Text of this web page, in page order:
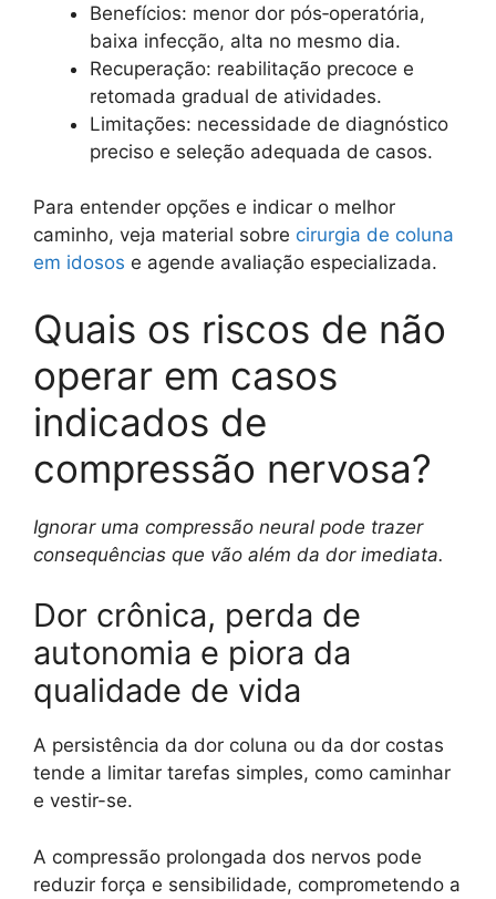
Benefícios: menor dor pós‑operatória,
baixa infecção, alta no mesmo dia.
Recuperação: reabilitação precoce e
retomada gradual de atividades.
Limitações: necessidade de diagnóstico
preciso e seleção adequada de casos.
Para entender opções e indicar o melhor
caminho, veja material sobre cirurgia de coluna
em idosos e agende avaliação especializada.
Quais os riscos de não
operar em casos
indicados de
compressão nervosa?
Ignorar uma compressão neural pode trazer
consequências que vão além da dor imediata.
Dor crônica, perda de
autonomia e piora da
qualidade de vida
A persistência da dor coluna ou da dor costas
tende a limitar tarefas simples, como caminhar
e vestir-se.
A compressão prolongada dos nervos pode
reduzir força e sensibilidade, comprometendo a